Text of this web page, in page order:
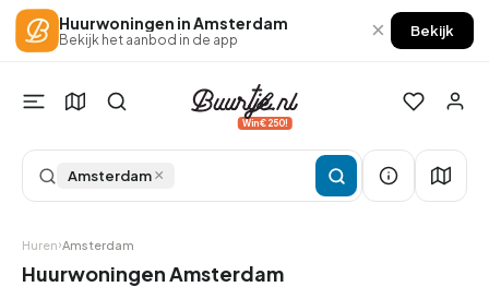
Huurwoningen in Amsterdam
Bekijk het aanbod in de app × Bekijk
Win €250!
Amsterdam×
Huren Amsterdam
Huurwoningen Amsterdam